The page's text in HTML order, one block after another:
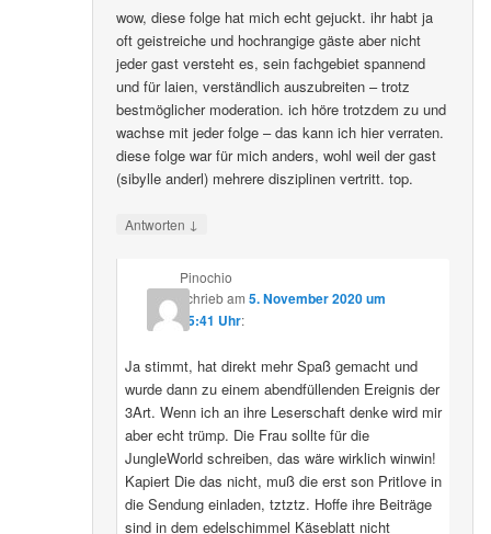
wow, diese folge hat mich echt gejuckt. ihr habt ja
oft geistreiche und hochrangige gäste aber nicht
jeder gast versteht es, sein fachgebiet spannend
und für laien, verständlich auszubreiten – trotz
bestmöglicher moderation. ich höre trotzdem zu und
wachse mit jeder folge – das kann ich hier verraten.
diese folge war für mich anders, wohl weil der gast
(sibylle anderl) mehrere disziplinen vertritt. top.
Antworten ↓
Pinochio
schriebam 5. November 2020 um
05:41 Uhr:
Ja stimmt, hat direkt mehr Spaß gemacht und
wurde dann zu einem abendfüllenden Ereignis der
3Art. Wenn ich an ihre Leserschaft denke wird mir
aber echt trümp. Die Frau sollte für die
JungleWorld schreiben, das wäre wirklich winwin!
Kapiert Die das nicht, muß die erst son Pritlove in
die Sendung einladen, tztztz. Hoffe ihre Beiträge
sind in dem edelschimmel Käseblatt nicht